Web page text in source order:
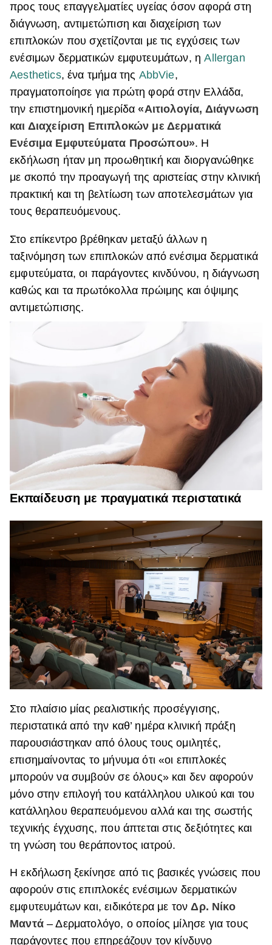
Hautes Grecians
Γάμος
Market News
προς τους επαγγελματίες υγείας όσον αφορά στη
διάγνωση, αντιμετώπιση και διαχείριση των
επιπλοκών που σχετίζονται με τις εγχύσεις των
ενέσιμων δερματικών εμφυτευμάτων, ηAllergan
Aesthetics, ένα τμήμα της AbbVie,
πραγματοποίησε για πρώτη φορά στην Ελλάδα,
την επιστημονική ημερίδα«Αιτιολογία, Διάγνωση
και Διαχείριση Επιπλοκών με Δερματικά
Ενέσιμα Εμφυτεύματα Προσώπου». Η
εκδήλωση ήταν μη προωθητική και διοργανώθηκε
με σκοπό την προαγωγή της αριστείας στην κλινική
πρακτική και τη βελτίωση των αποτελεσμάτων για
τους θεραπευόμενους.
Στο επίκεντρο βρέθηκαν μεταξύ άλλων η
ταξινόμηση των επιπλοκών από ενέσιμα δερματικά
εμφυτεύματα, οι παράγοντες κινδύνου, η διάγνωση
καθώς και τα πρωτόκολλα πρώιμης και όψιμης
αντιμετώπισης.
Εκπαίδευση με πραγματικά περιστατικά
Στο πλαίσιο μίας ρεαλιστικής προσέγγισης,
περιστατικά από την καθ’ ημέρα κλινική πράξη
παρουσιάστηκαν από όλους τους ομιλητές,
επισημαίνοντας το μήνυμα ότι «οι επιπλοκές
μπορούν να συμβούν σε όλους» και δεν αφορούν
μόνο στην επιλογή του κατάλληλου υλικού και του
κατάλληλου θεραπευόμενου αλλά και της σωστής
τεχνικής έγχυσης, που άπτεται στις δεξιότητες και
τη γνώση του θεράποντος ιατρού.
Η εκδήλωση ξεκίνησε από τις βασικές γνώσεις που
αφορούν στις επιπλοκές ενέσιμων δερματικών
εμφυτευμάτων και, ειδικότερα με τονΔρ. Νίκο
Μαντά– Δερματολόγο, ο οποίος μίλησε για τους
παράγοντες που επηρεάζουν τον κίνδυνο